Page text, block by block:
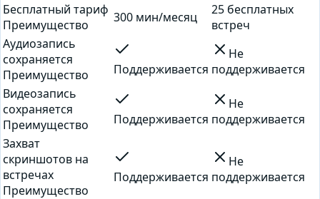
Бесплатный тариф
Преимущество
300 мин/месяц
25 бесплатных
встреч
Аудиозапись
сохраняется
Преимущество
Поддерживается
Не
поддерживается
Видеозапись
сохраняется
Преимущество
Поддерживается
Не
поддерживается
Захват
скриншотов на
встречах
Преимущество
Поддерживается
Не
поддерживается